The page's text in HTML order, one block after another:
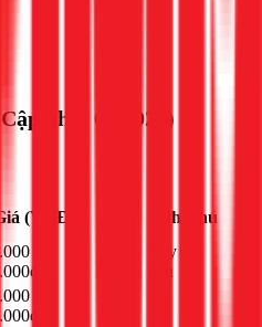
nhật 03/2026)
Giá (VNĐ)
Ghi chú
-
Tùy vật
-